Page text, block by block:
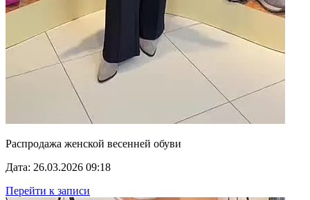
Распродажа женской весенней обуви
Дата: 26.03.2026 09:18
Перейти к записи